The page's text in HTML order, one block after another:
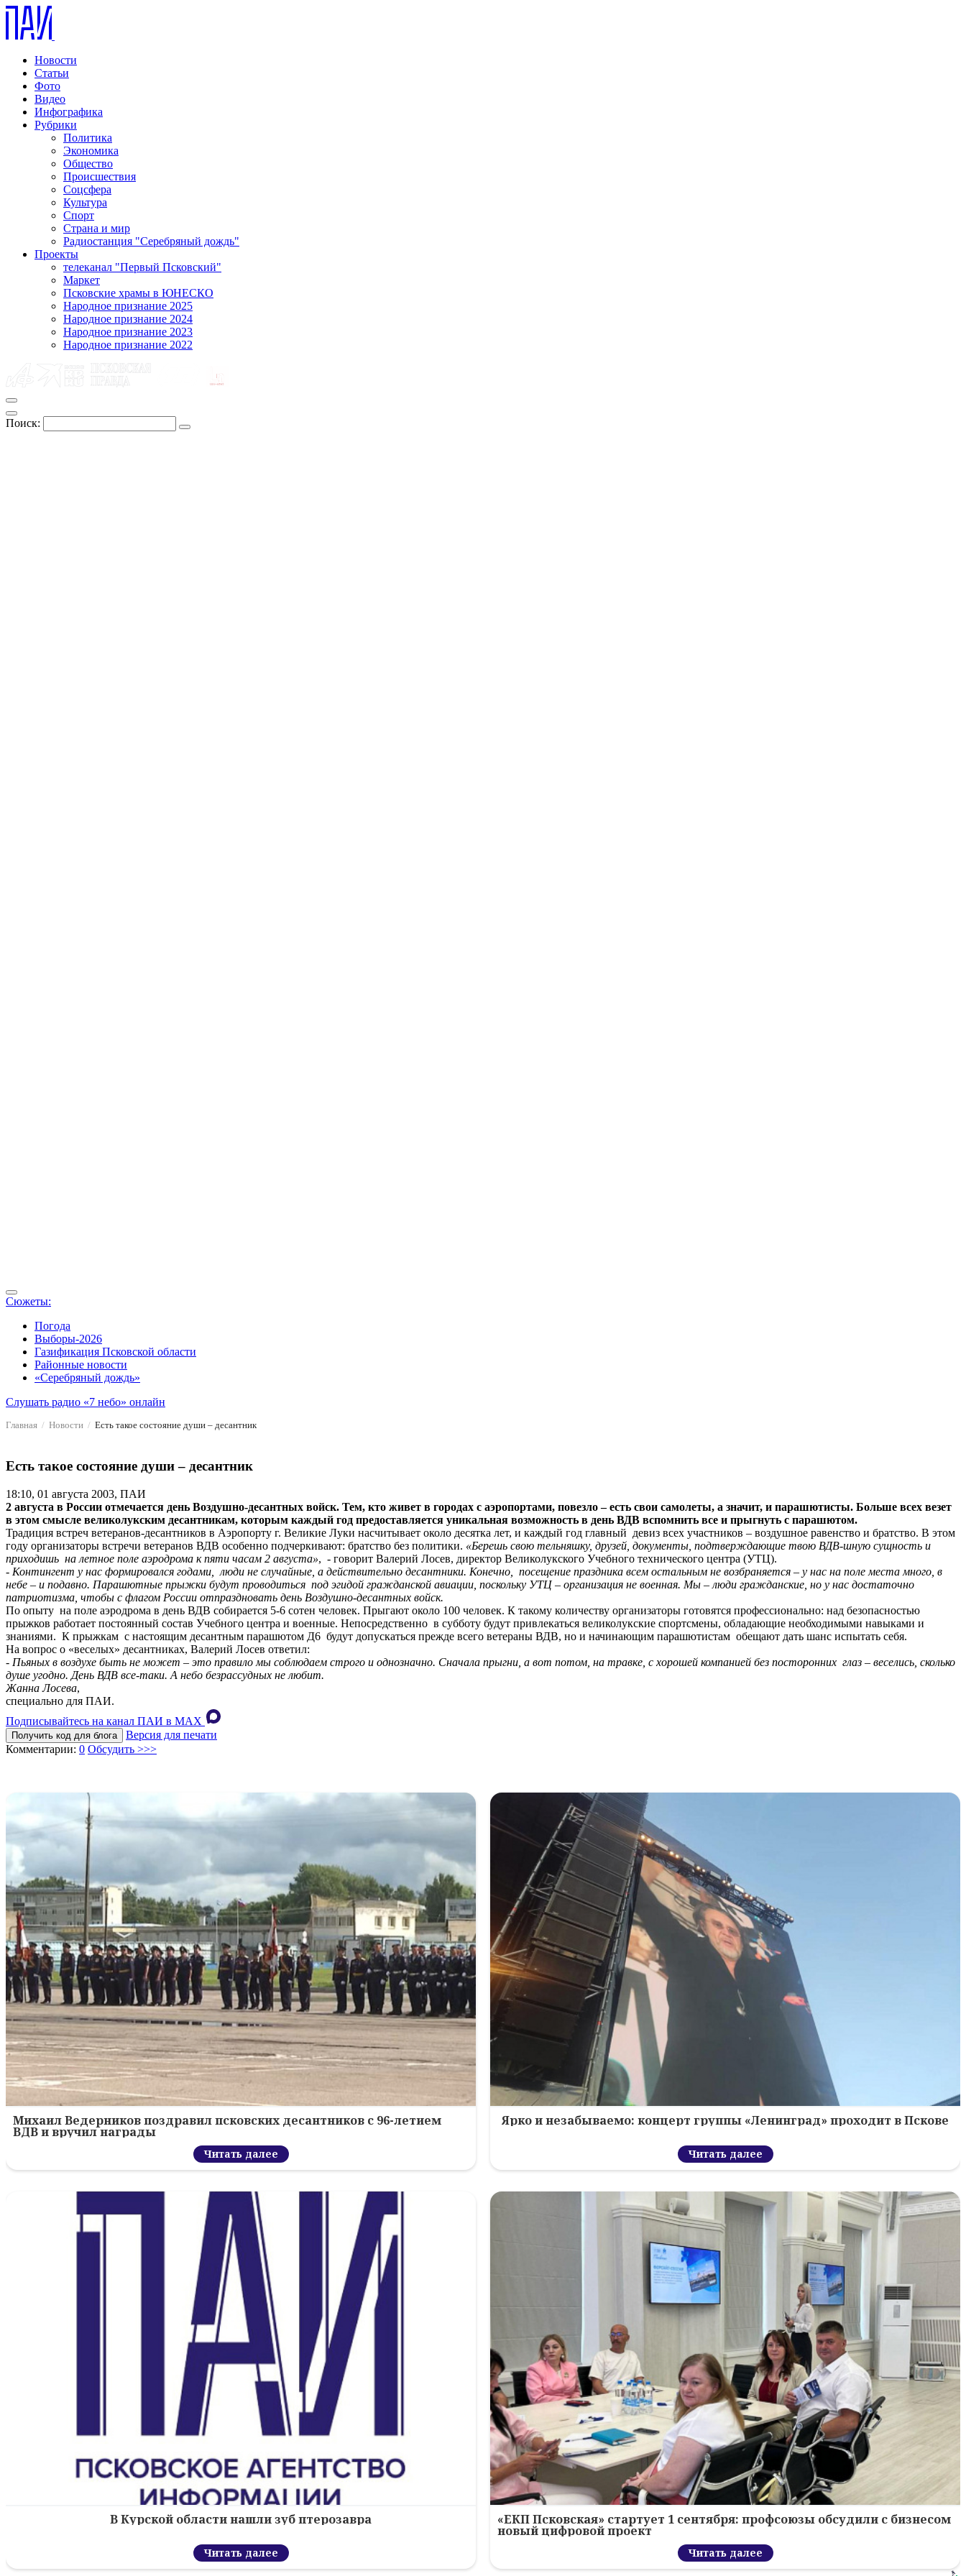
Новости
Статьи
Фото
Видео
Инфографика
Рубрики
Политика
Экономика
Общество
Происшествия
Соцсфера
Культура
Спорт
Страна и мир
Радиостанция "Серебряный дождь"
Проекты
телеканал "Первый Псковский"
Маркет
Псковские храмы в ЮНЕСКО
Народное признание 2025
Народное признание 2024
Народное признание 2023
Народное признание 2022
Поиск:
Сюжеты:
Погода
Выборы-2026
Газификация Псковской области
Районные новости
«Серебряный дождь»
Слушать радио «7 небо» онлайн
Главная Новости Есть такое состояние души – десантник
Есть такое состояние души – десантник
18:10, 01 августа 2003, ПАИ
2 августа в России отмечается день Воздушно-десантных войск. Тем, кто живет в городах с аэропортами, повезло – есть свои самолеты, а значит, и парашютисты. Больше всех везет
в этом смысле великолукским десантникам, которым каждый год предоставляется уникальная возможность в день ВДВ вспомнить все и прыгнуть с парашютом.
Традиция встреч ветеранов-десантников в Аэропорту г. Великие Луки насчитывает около десятка лет, и каждый год главный девиз всех участников – воздушное равенство и братство. В этом
году организаторы встречи ветеранов ВДВ особенно подчеркивают: братство без политики. «Берешь свою тельняшку, друзей, документы, подтверждающие твою ВДВ-шную сущность и
приходишь на летное поле аэродрома к пяти часам 2 августа», - говорит Валерий Лосев, директор Великолукского Учебного технического центра (УТЦ).
- Контингент у нас формировался годами, люди не случайные, а действительно десантники. Конечно, посещение праздника всем остальным не возбраняется – у нас на поле места много, в
небе – и подавно. Парашютные прыжки будут проводиться под эгидой гражданской авиации, поскольку УТЦ – организация не военная. Мы – люди гражданские, но у нас достаточно
патриотизма, чтобы с флагом России отпраздновать день Воздушно-десантных войск.
По опыту на поле аэродрома в день ВДВ собирается 5-6 сотен человек. Прыгают около 100 человек. К такому количеству организаторы готовятся профессионально: над безопасностью
прыжков работает постоянный состав Учебного центра и военные. Непосредственно в субботу будут привлекаться великолукские спортсмены, обладающие необходимыми навыками и
знаниями. К прыжкам с настоящим десантным парашютом Д6 будут допускаться прежде всего ветераны ВДВ, но и начинающим парашютистам обещают дать шанс испытать себя.
На вопрос о «веселых» десантниках, Валерий Лосев ответил:
- Пьяных в воздухе быть не может – это правило мы соблюдаем строго и однозначно. Сначала прыгни, а вот потом, на травке, с хорошей компанией без посторонних глаз – веселись, сколько
душе угодно. День ВДВ все-таки. А небо безрассудных не любит.
Жанна Лосева,
специально для ПАИ.
Подписывайтесь на канал ПАИ в MAХ
Получить код для блога
Версия для печати
Комментарии: 0 Обсудить >>>
Михаил Ведерников поздравил псковских десантников с 96-летием
ВДВ и вручил награды
Читать далее
Ярко и незабываемо: концерт группы «Ленинград» проходит в Пскове
Читать далее
В Курской области нашли зуб птерозавра
Читать далее
«ЕКП Псковская» стартует 1 сентября: профсоюзы обсудили с бизнесом
новый цифровой проект
Читать далее